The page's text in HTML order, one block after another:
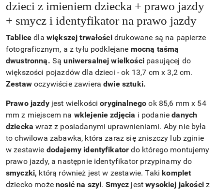
dzieci z imieniem dziecka + prawo jazdy
+ smycz i identyfikator na prawo jazdy
Tablice dla większej trwałościdrukowane są na papierze
fotograficznym, a z tyłu podklejane mocną taśmą
dwustronną. Sąuniwersalnej wielkościpasującej do
większości pojazdów dla dzieci - ok 13,7 cm x 3,2 cm.
Zestawoczywiście zawieradwie sztuki.
Prawo jazdyjest wielkościoryginalnego ok 85,6 mm x 54
mm z miejscem na wklejenie zdjęcia i podaniedanych
dziecka wraz z posiadanymi uprawnieniami. Aby nie była
to chwilowa zabawka, która zaraz się zniszczy lub zginie
w zestawie dodajemy identyfikator do którego montujemy
prawo jazdy, a następnie identyfikator przypinamy do
smyczki, którą również jest w zestawie. Taki komplet
dziecko możenosić na szyi. Smycz jestwysokiej jakościz